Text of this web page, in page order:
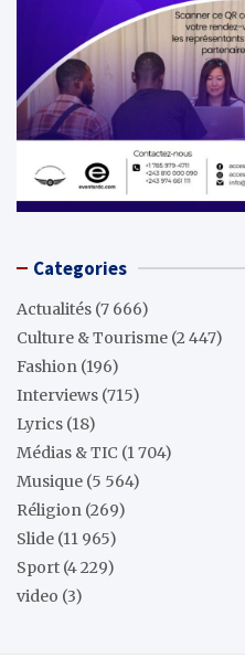
Categories
Actualités (7 666)
Culture & Tourisme (2 447)
Fashion (196)
Interviews (715)
Lyrics (18)
Médias & TIC (1 704)
Musique (5 564)
Réligion (269)
Slide (11 965)
Sport (4 229)
video (3)